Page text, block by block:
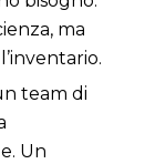
ma
team di
Un